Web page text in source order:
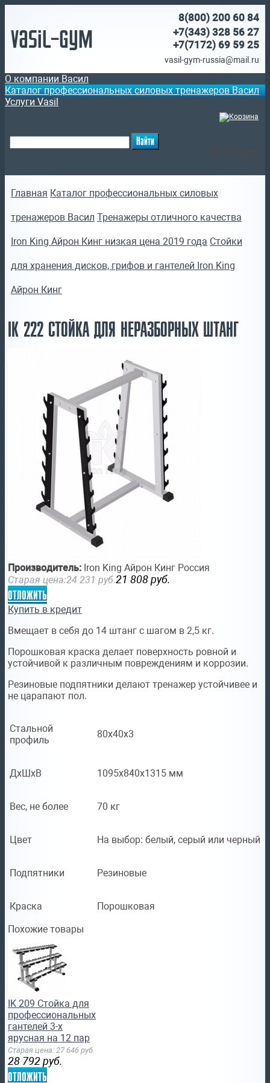
Vasil-Gym
8(800) 200 60 84
+7(343) 328 56 27
+7(7172) 69 59 25
vasil-gym-russia@mail.ru
О компании Васил
Каталог профессиональных силовых тренажеров Васил
Услуги Vasil
Главная Каталог профессиональных силовых
тренажеров Васил Тренажеры отличного качества
Iron King Айрон Кинг низкая цена 2019 года Стойки
для хранения дисков, грифов и гантелей Iron King
Айрон Кинг
IK 222 СТОЙКА ДЛЯ НЕРАЗБОРНЫХ ШТАНГ
Производитель: Iron King Айрон Кинг Россия
Старая цена:24 231 руб.21 808 руб.
отложить
Купить в кредит
Вмещает в себя до 14 штанг с шагом в 2,5 кг.
Порошковая краска делает поверхность ровной и
устойчивой к различным повреждениям и коррозии.
Резиновые подпятники делают тренажер устойчивее и
не царапают пол.
Стальной
профиль
80х40х3
ДхШхВ 1095х840х1315 мм
Вес, не более 70 кг
Цвет На выбор: белый, серый или черный
Подпятники Резиновые
Краска
Порошковая
Похожие товары
IK 209 Стойка для
профессиональных
гантелей 3-х
ярусная на 12 пар
Старая цена: 27 646 руб.
28 792 руб.
отложить